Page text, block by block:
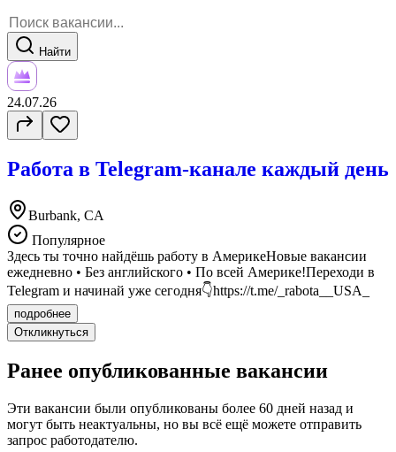
Найти
24.07.26
Работа в Telegram-канале каждый день
Burbank, CA
Популярное
Здесь ты точно найдёшь работу в АмерикеНовые вакансии
ежедневно • Без английского • По всей Америке!Переходи в
Telegram и начинай уже сегодня👇https://t.me/_rabota__USA_
подробнее
Откликнуться
Ранее опубликованные вакансии
Эти вакансии были опубликованы более 60 дней назад и
могут быть неактуальны, но вы всё ещё можете отправить
запрос работодателю.